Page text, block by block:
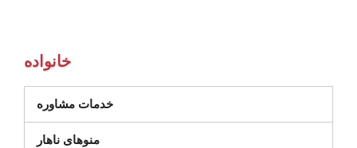
خانواده
خدمات مشاوره
منوهای ناهار